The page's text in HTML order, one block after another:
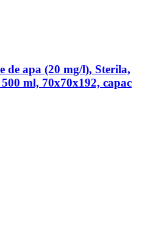
de apa (20 mg/l), Sterila,
ml, 70x70x192, capac